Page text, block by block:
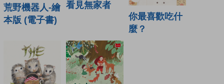
荒野機器人-繪
本版 (電子書)
看見無家者
你最喜歡吃什
麼？